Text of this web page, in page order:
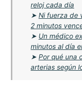
reloj cada día
➤Ni fuerza de
2 minutos
➤ Un médico
minutos al día
➤Por qué una
arterias según